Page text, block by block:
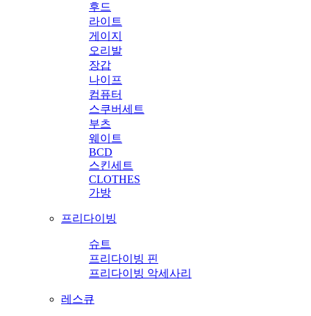
후드
라이트
게이지
오리발
장갑
나이프
컴퓨터
스쿠버세트
부츠
웨이트
BCD
스킨세트
CLOTHES
가방
프리다이빙
슈트
프리다이빙 핀
프리다이빙 악세사리
레스큐